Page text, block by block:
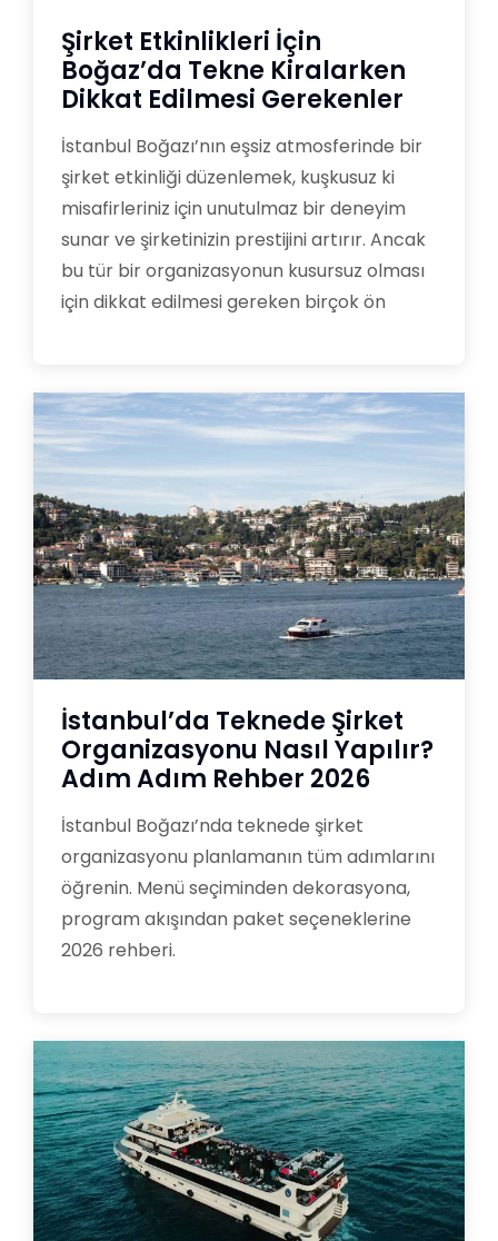
Şirket Etkinlikleri İçin
Boğaz’da Tekne Kiralarken
Dikkat Edilmesi Gerekenler
İstanbul Boğazı’nın eşsiz atmosferinde bir
şirket etkinliği düzenlemek, kuşkusuz ki
misafirleriniz için unutulmaz bir deneyim
sunar ve şirketinizin prestijini artırır. Ancak
bu tür bir organizasyonun kusursuz olması
için dikkat edilmesi gereken birçok ön
İstanbul’da Teknede Şirket
Organizasyonu Nasıl Yapılır?
Adım Adım Rehber 2026
İstanbul Boğazı’nda teknede şirket
organizasyonu planlamanın tüm adımlarını
öğrenin. Menü seçiminden dekorasyona,
program akışından paket seçeneklerine
2026 rehberi.